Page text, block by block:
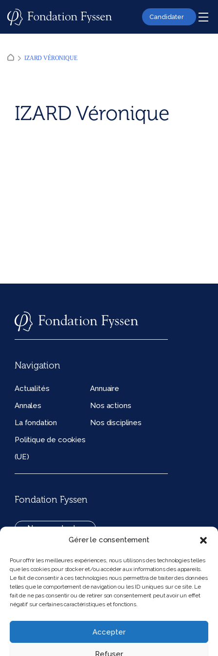
Gérer le consentement
Pour offrir les meilleures expériences, nous utilisons des technologies telles
que les cookies pour stocker et/ou accéder aux informations des appareils.
Le fait de consentir à ces technologies nous permettra de traiter des données
telles que le comportement de navigation ou les ID uniques sur ce site. Le
fait de ne pas consentir ou de retirer son consentement peut avoir un effet
négatif sur certaines caractéristiques et fonctions.
Accepter
Refuser
Candidater
IZARD VÉRONIQUE
IZARD Véronique
Navigation
Actualités
Annuaire
Annales
Nos actions
La fondation
Nos disciplines
Politique de cookies
(UE)
Fondation Fyssen
Nous contacter
194, rue de Rivoli 75001 Paris France
Nous suivre